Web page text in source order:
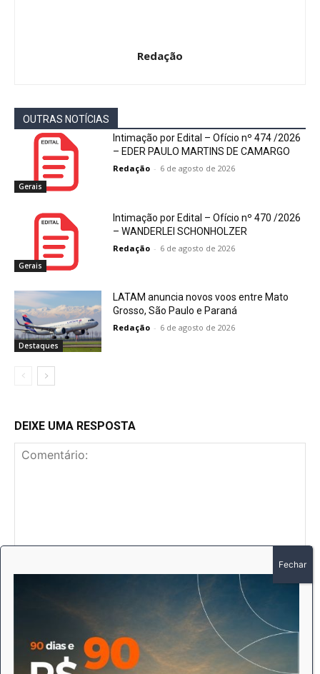
Redação
OUTRAS NOTÍCIAS
Gerais
Intimação por Edital – Ofício nº 474 /2026
– EDER PAULO MARTINS DE CAMARGO
Redação - 6 de agosto de 2026
Gerais
Intimação por Edital – Ofício nº 470 /2026
– WANDERLEI SCHONHOLZER
Redação - 6 de agosto de 2026
Destaques
LATAM anuncia novos voos entre Mato
Grosso, São Paulo e Paraná
Redação - 6 de agosto de 2026
DEIXE UMA RESPOSTA